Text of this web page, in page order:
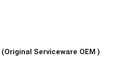
Serviceware OEM )